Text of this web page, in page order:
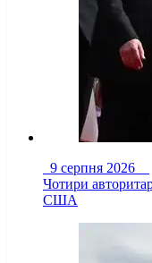
9 серпня 2026
Чотири
США